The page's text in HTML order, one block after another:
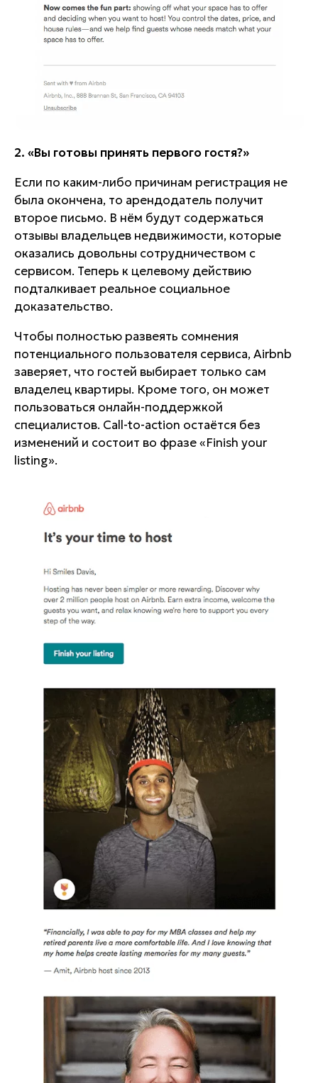
2. «Вы готовы принять первого гостя?»
Если по каким-либо причинам регистрация не
была окончена, то арендодатель получит
второе письмо. В нём будут содержаться
отзывы владельцев недвижимости, которые
оказались довольны сотрудничеством с
сервисом. Теперь к целевому действию
подталкивает реальное социальное
доказательство.
Чтобы полностью развеять сомнения
потенциального пользователя сервиса, Airbnb
заверяет, что гостей выбирает только сам
владелец квартиры. Кроме того, он может
пользоваться онлайн-поддержкой
специалистов. Call-to-action остаётся без
изменений и состоит во фразе «Finish your
listing».